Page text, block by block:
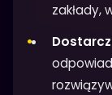
zakłady,